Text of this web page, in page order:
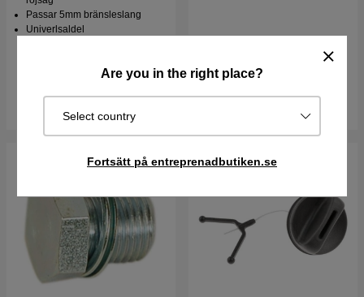
Are you in the right place?
Select country
Fortsätt på entreprenadbutiken.se
Passar 5mm bränsleslang
Univerlsaldel
I lager